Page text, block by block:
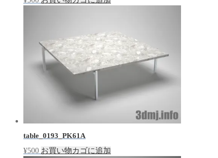
table_0193_PK61A
¥500 お買い物カゴに追加